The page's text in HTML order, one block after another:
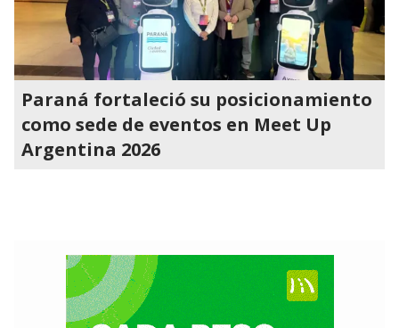
Paraná fortaleció su posicionamiento
como sede de eventos en Meet Up
Argentina 2026